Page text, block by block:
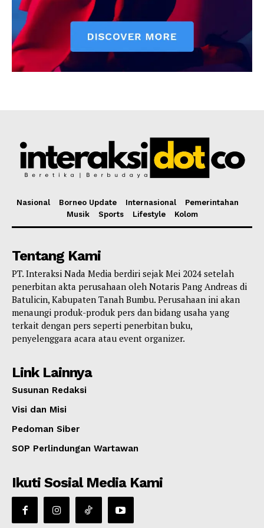
Nasional Borneo Update Internasional
Pemerintahan
Musik
Sports Lifestyle Kolom
Tentang Kami
PT. Interaksi Nada Media berdiri sejak Mei 2024 setelah
penerbitan akta perusahaan oleh Notaris Pang Andreas di
Batulicin, Kabupaten Tanah Bumbu. Perusahaan ini akan
menaungi produk-produk pers dan bidang usaha yang
terkait dengan pers seperti penerbitan buku,
penyelenggara acara atau event organizer.
Link Lainnya
Susunan Redaksi
Visi dan Misi
Pedoman Siber
SOP Perlindungan Wartawan
Ikuti Sosial Media Kami